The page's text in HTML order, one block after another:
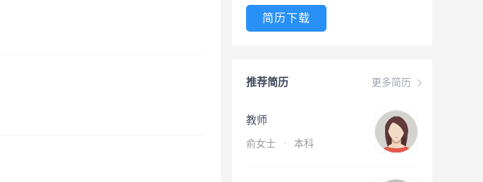
简历下载
更多简历
推荐简历
教师
俞女士 · 本科